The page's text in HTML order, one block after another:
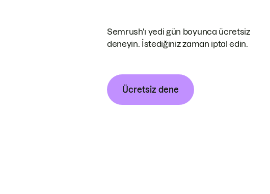
Semrush'ı yedi gün boyunca ücretsiz
deneyin. İstediğiniz zaman iptal edin.
Ücretsiz dene